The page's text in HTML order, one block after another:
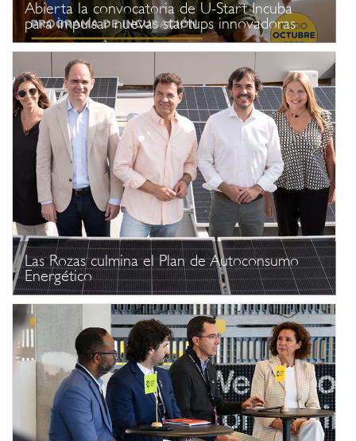
Abierta la convocatoria de U-Start Incuba
para impulsar nuevas startups innovadoras
Las Rozas culmina el Plan de Autoconsumo
Energético